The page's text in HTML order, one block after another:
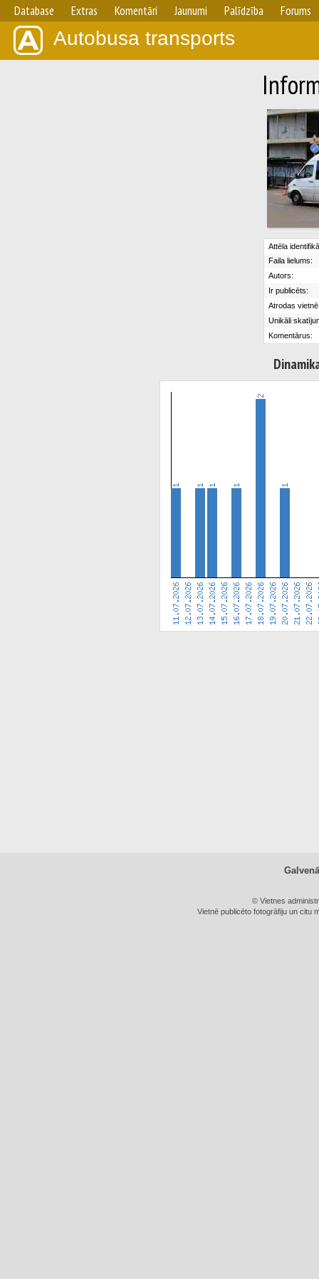
Database Extras Komentāri Jaunumi Palīdzība Forums
Autobusa transports
Attēla
Faila lielums:
Autors:
Ir publicēts:
Atrodas
Unikāli
Komentārus:
© Vietnes
Vietnē publicēto fotogrāfiju un citu